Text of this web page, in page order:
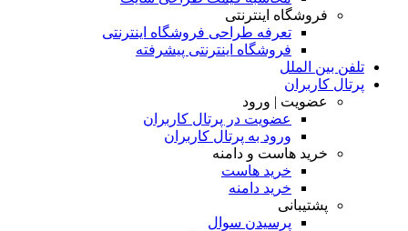
فروشگاه اینترنتی
تعرفه طراحی فروشگاه اینترنتی
فروشگاه اینترنتی پیشرفته
تلفن بین الملل
پرتال کاربران
عضویت | ورود
عضویت در پرتال کاربران
ورود به پرتال کاربران
خرید هاست و دامنه
خرید هاست
خرید دامنه
پشتیبانی
پرسیدن سوال